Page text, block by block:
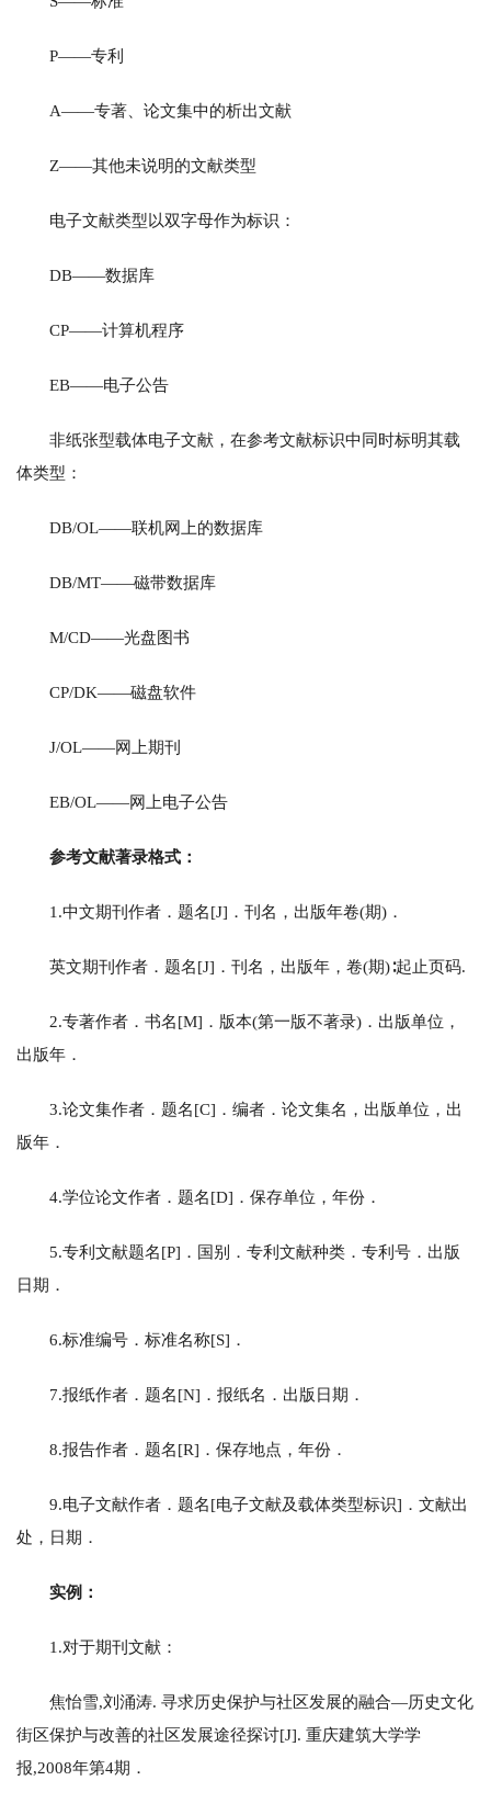
P——专利
A——专著、论文集中的析出文献
Z——其他未说明的文献类型
电子文献类型以双字母作为标识：
DB——数据库
CP——计算机程序
EB——电子公告
非纸张型载体电子文献，在参考文献标识中同时标明其载
体类型：
DB/OL——联机网上的数据库
DB/MT——磁带数据库
M/CD——光盘图书
CP/DK——磁盘软件
J/OL——网上期刊
EB/OL——网上电子公告
参考文献著录格式：
1.中文期刊作者．题名[J]．刊名，出版年卷(期)．
英文期刊作者．题名[J]．刊名，出版年，卷(期)∶起止页码.
2.专著作者．书名[M]．版本(第一版不著录)．出版单位，
出版年．
3.论文集作者．题名[C]．编者．论文集名，出版单位，出
版年．
4.学位论文作者．题名[D]．保存单位，年份．
5.专利文献题名[P]．国别．专利文献种类．专利号．出版
日期．
6.标准编号．标准名称[S]．
7.报纸作者．题名[N]．报纸名．出版日期．
8.报告作者．题名[R]．保存地点，年份．
9.电子文献作者．题名[电子文献及载体类型标识]．文献出
处，日期．
实例：
1.对于期刊文献：
焦怡雪,刘涌涛. 寻求历史保护与社区发展的融合—历史文化
街区保护与改善的社区发展途径探讨[J]. 重庆建筑大学学
报,2008年第4期．